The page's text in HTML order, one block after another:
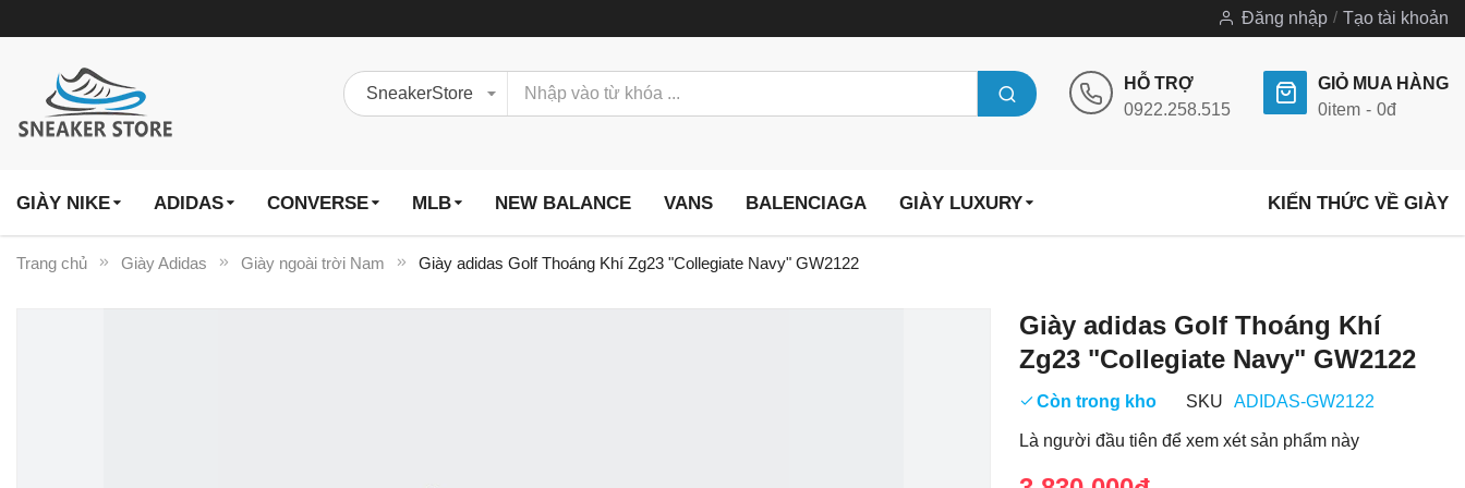
Đăng nhập Tạo tài khoản
HỖ TRỢ
0922.258.515
GIỎ MUA HÀNG
0item 0đ
GIÀY NIKE ADIDAS CONVERSE MLB NEW BALANCE VANS BALENCIAGA GIÀY LUXURY KIẾN THỨC VỀ GIÀY
Trang chủ Giày Adidas Giày ngoài trời Nam Giày adidas Golf Thoáng Khí Zg23 "Collegiate Navy" GW2122
Giày adidas Golf Thoáng Khí
Zg23 "Collegiate Navy" GW2122
Còn trong kho SKU ADIDAS-GW2122
Là người đầu tiên để xem xét sản phẩm này
Chuyển
phần
viện